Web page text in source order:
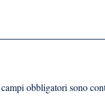
obbligatori sono